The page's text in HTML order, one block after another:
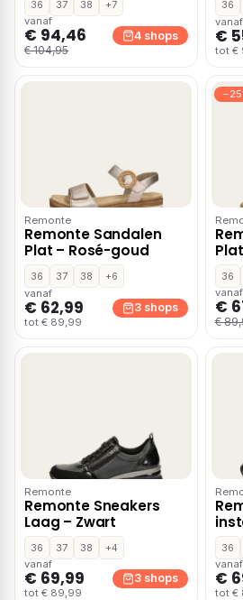
36 37 38
+7
vanaf
€ 94,46
€ 104,95
4 shops
36
vanaf
€
tot €
Remonte
Remonte Sandalen
Plat – Rosé-goud
36 37 38
+6
vanaf
€ 62,99
tot € 89,99
3 shops
36
vanaf
€
€
Remonte
Remonte Sneakers
Laag – Zwart
36 37 38
+4
vanaf
€ 69,99
tot € 89,99
3 shops
36
vanaf
€
tot €